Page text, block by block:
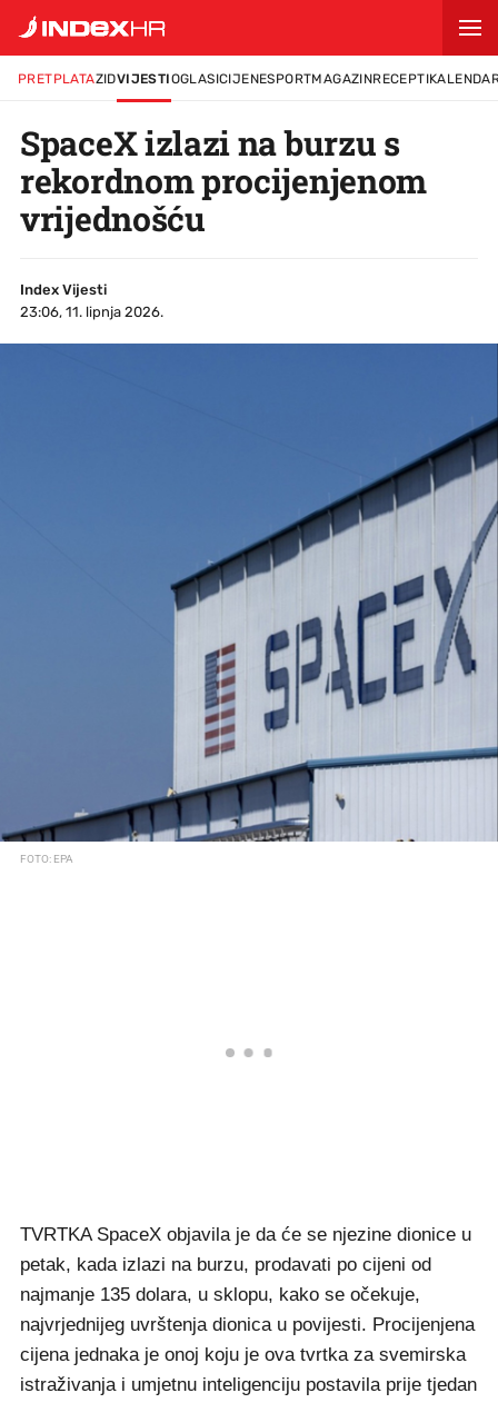
PRETPLATAZIDVIJESTIOGLASICIJENESPORTMAGAZINRECEPTI
SpaceX izlazi na burzu s
rekordnom procijenjenom
vrijednošću
Index Vijesti
23:06, 11. lipnja 2026.
FOTO: EPA
TVRTKA SpaceX objavila je da će se njezine dionice u
petak, kada izlazi na burzu, prodavati po cijeni od
najmanje 135 dolara, u sklopu, kako se očekuje,
najvrjednijeg uvrštenja dionica u povijesti. Procijenjena
cijena jednaka je onoj koju je ova tvrtka za svemirska
istraživanja i umjetnu inteligenciju postavila prije tjedan